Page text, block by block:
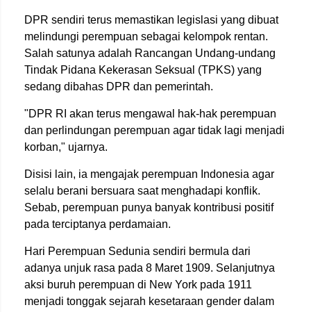
DPR sendiri terus memastikan legislasi yang dibuat
melindungi perempuan sebagai kelompok rentan.
Salah satunya adalah Rancangan Undang-undang
Tindak Pidana Kekerasan Seksual (TPKS) yang
sedang dibahas DPR dan pemerintah.
"DPR RI akan terus mengawal hak-hak perempuan
dan perlindungan perempuan agar tidak lagi menjadi
korban," ujarnya.
Disisi lain, ia mengajak perempuan Indonesia agar
selalu berani bersuara saat menghadapi konflik.
Sebab, perempuan punya banyak kontribusi positif
pada terciptanya perdamaian.
Hari Perempuan Sedunia sendiri bermula dari
adanya unjuk rasa pada 8 Maret 1909. Selanjutnya
aksi buruh perempuan di New York pada 1911
menjadi tonggak sejarah kesetaraan gender dalam